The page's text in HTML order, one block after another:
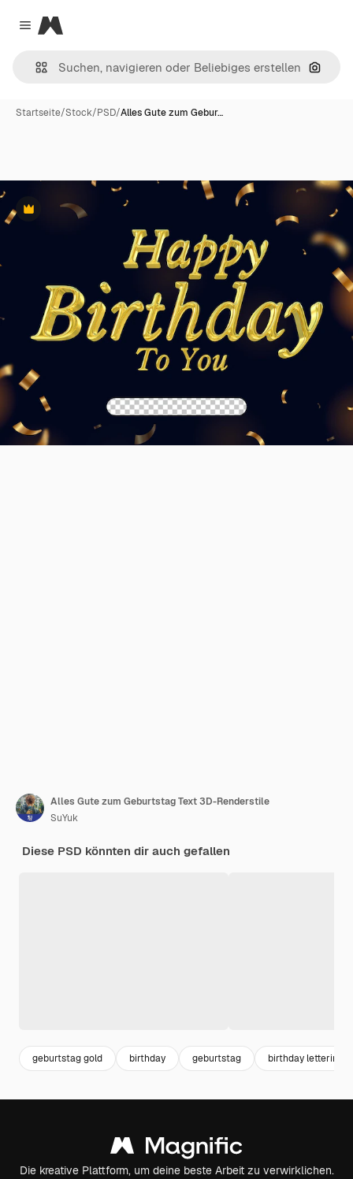
Close menu
Magnific
Nach
Startseite/Stock/PSD/Alles Gute zum Gebur…
Premium
Alles Gute zum Geburtstag Text 3D-Renderstile
SuYuk
Diese PSD könnten dir auch gefallen
geburtstag gold birthday geburtstag birthday lettering
Die kreative Plattform, um deine beste Arbeit zu verwirklichen.